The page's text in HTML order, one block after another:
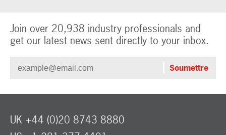
Join over 20,938 industry professionals and
get our latest news sent directly to your inbox.
UK +44 (0)20 8743 8880